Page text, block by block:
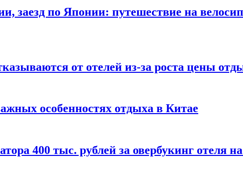
заезд по Японии: путешествие на
от отелей из-за роста цены
особенностях отдыха в Китае
400 тыс. рублей за овербукинг отеля